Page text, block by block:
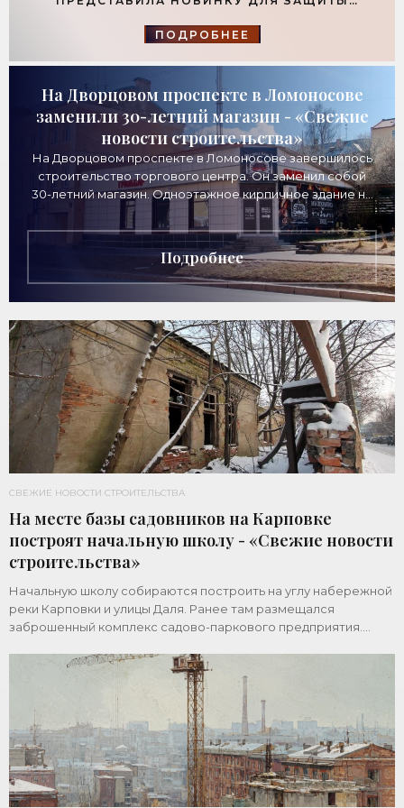
СТРОИТЕЛЬСТВА»
ПОДРОБНЕЕ
На Дворцовом проспекте в Ломоносове
заменили 30-летний магазин - «Свежие
новости строительства»
На Дворцовом проспекте в Ломоносове завершилось
строительство торгового центра. Он заменил собой
30-летний магазин. Одноэтажное кирпичное здание на
Дворцовом проспекте, 16а, было построено
Подробнее
СВЕЖИЕ НОВОСТИ СТРОИТЕЛЬСТВА
На месте базы садовников на Карповке
построят начальную школу - «Свежие новости
строительства»
Начальную школу собираются построить на углу набережной
реки Карповки и улицы Даля. Ранее там размещался
заброшенный комплекс садово-паркового предприятия.